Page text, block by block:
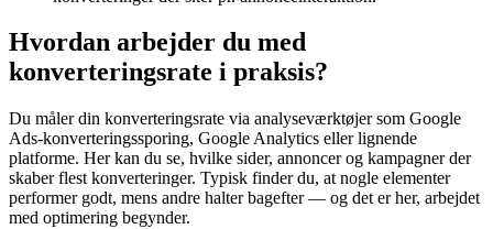
Hvordan arbejder du med
konverteringsrate i praksis?
Du måler din konverteringsrate via analyseværktøjer som Google
Ads-konverteringssporing, Google Analytics eller lignende
platforme. Her kan du se, hvilke sider, annoncer og kampagner der
skaber flest konverteringer. Typisk finder du, at nogle elementer
performer godt, mens andre halter bagefter — og det er her, arbejdet
med optimering begynder.